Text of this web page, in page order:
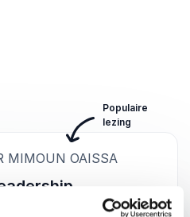
MIMOUN OAISSA
echt landt in
Populaire
lezing